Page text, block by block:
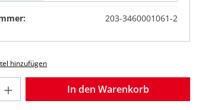
203-3460001061-2
hinzufügen
Gib den
In den Warenkorb